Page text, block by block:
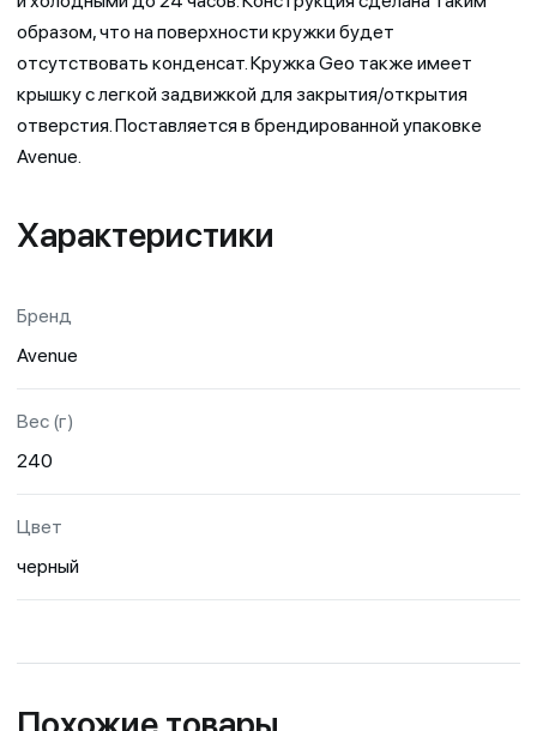
образом, что на поверхности кружки будет
отсутствовать конденсат. Кружка Geo также имеет
крышку с легкой задвижкой для закрытия/открытия
отверстия. Поставляется в брендированной упаковке
Avenue.
Характеристики
Бренд
Avenue
Вес (г)
240
Цвет
черный